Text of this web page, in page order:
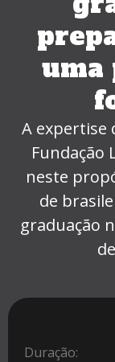
A expertise
Fundação
neste
de
graduação
uma
Duração: